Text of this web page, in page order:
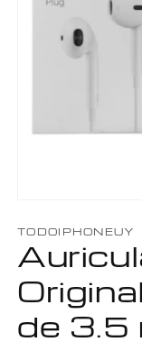
multimedia
en
ventana
modal
TODOIPHONEUY
de 3.5